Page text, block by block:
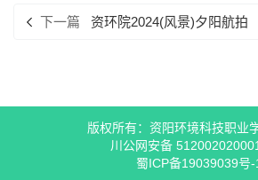
下一篇 资环院2024(风景)夕阳航拍
版权所有：资阳环境科技职业
川公网安备
蜀ICP备19039039号-